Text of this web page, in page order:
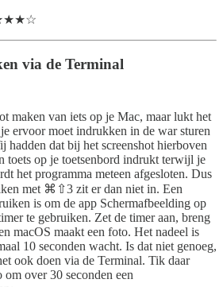
via de Terminal
maken van iets op je Mac, maar lukt het
ervoor moet indrukken in de war sturen
hadden dat bij het screenshot hierboven
toets op je toetsenbord indrukt terwijl je
het programma meteen afgesloten. Dus
met ⌘⇧3 zit er dan niet in. Een
is om de app Schermafbeelding op
te gebruiken. Zet de timer aan, breng
macOS maakt een foto. Het nadeel is
10 seconden wacht. Is dat niet genoeg,
ook doen via de Terminal. Tik daar
over 30 seconden een